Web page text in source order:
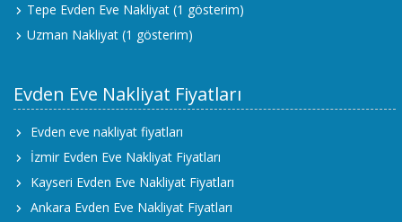
Tepe Evden Eve Nakliyat (1 gösterim)
Uzman Nakliyat (1 gösterim)
Evden Eve Nakliyat Fiyatları
Evden eve nakliyat fiyatları
İzmir Evden Eve Nakliyat Fiyatları
Kayseri Evden Eve Nakliyat Fiyatları
Ankara Evden Eve Nakliyat Fiyatları